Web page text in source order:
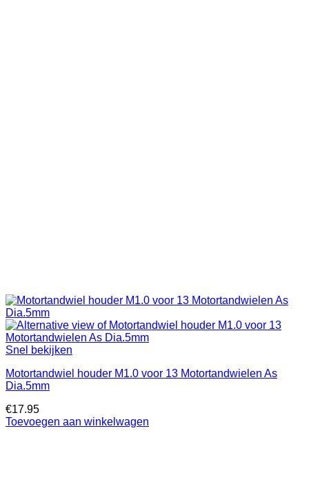
Snel bekijken
Motortandwiel houder M1.0 voor 13 Motortandwielen As
Dia.5mm
€17.95
Toevoegen aan winkelwagen